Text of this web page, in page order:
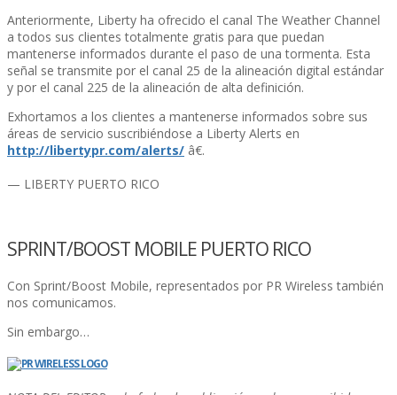
Anteriormente, Liberty ha ofrecido el canal The Weather Channel
a todos sus clientes totalmente gratis para que puedan
mantenerse informados durante el paso de una tormenta. Esta
señal se transmite por el canal 25 de la alineación digital estándar
y por el canal 225 de la alineación de alta definición.
Exhortamos a los clientes a mantenerse informados sobre sus
áreas de servicio suscribiéndose a Liberty Alerts en
http://libertypr.com/alerts/ â€.
— LIBERTY PUERTO RICO
SPRINT/BOOST MOBILE PUERTO RICO
Con Sprint/Boost Mobile, representados por PR Wireless también
nos comunicamos.
Sin embargo…